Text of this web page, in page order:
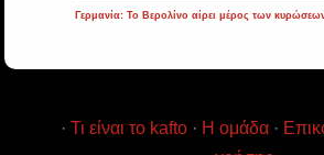
Γερμανία: Το Βερολίνο αίρει μέρος των
· Τι είναι το kafto · Η ομάδα ·